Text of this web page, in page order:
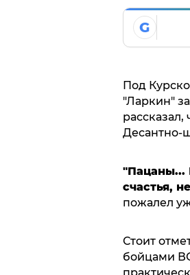
G
Под
"Ларкин"
Десантно-
"Пацаны...
счастья,
пожалел
Стоит
бойцами